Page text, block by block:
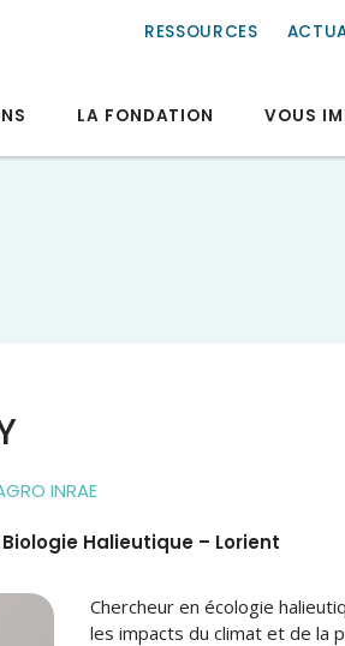
RESSOURCES
LA FONDATION VOUS
INRAE
Halieutique – Lorient
Chercheur en écologie
les impacts du climat et de la